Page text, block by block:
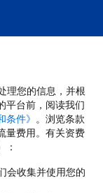
理您的信息，并根
平台前，阅读我们
条件》 。浏览条款
量费用。有关资费
：
会收集并使用您的